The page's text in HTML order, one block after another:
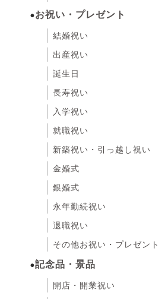
お祝い・プレゼント
結婚祝い
出産祝い
誕生日
長寿祝い
入学祝い
就職祝い
新築祝い・引っ越し祝い
金婚式
銀婚式
永年勤続祝い
退職祝い
その他お祝い・プレゼント
記念品・景品
開店・開業祝い